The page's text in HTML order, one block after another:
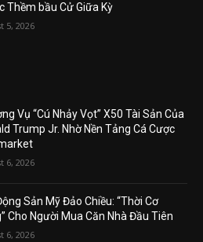
Thềm bầu Cử Giữa Kỳ
5, 2026
Vụ “Cú Nhảy Vọt” X50 Tài Sản Của
Trump Jr. Nhờ Nền Tảng Cá Cược
6, 2026
Sản Mỹ Đảo Chiều: “Thời Cơ
Cho Người Mua Căn Nhà Đầu Tiên
6, 2026